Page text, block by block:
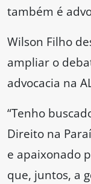
também é
Wilson Filho
ampliar o
advocacia na
“Tenho
Direito na
e apaixonado
que, juntos, a